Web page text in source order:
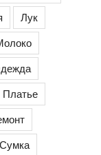
Лук
Платье
Сумка